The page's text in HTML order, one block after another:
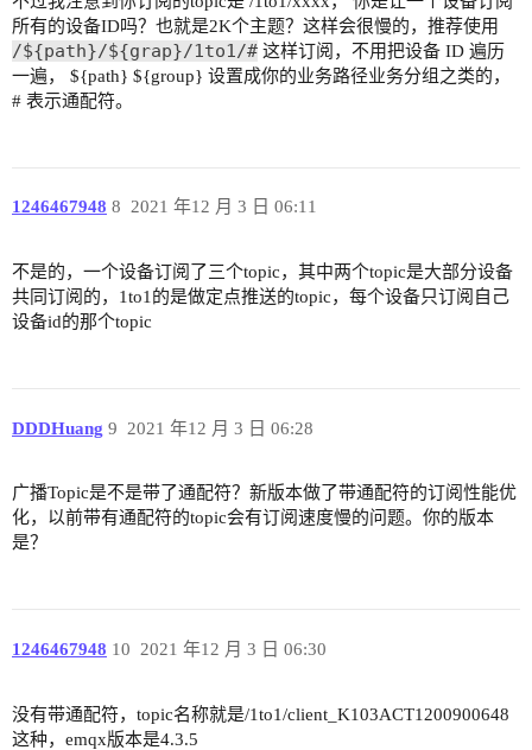
所有的设备ID吗？也就是2K个主题？这样会很慢的，推荐使用
/${path}/${grap}/1to1/# 这样订阅，不用把设备 ID 遍历
一遍， ${path} ${group} 设置成你的业务路径业务分组之类的，
# 表示通配符。
1246467948 2021 年12 月 3 日 06:11
8
不是的，一个设备订阅了三个topic，其中两个topic是大部分设备
共同订阅的，1to1的是做定点推送的topic，每个设备只订阅自己
设备id的那个topic
DDDHuang 2021 年12 月 3 日 06:28
9
广播Topic是不是带了通配符？新版本做了带通配符的订阅性能优
化，以前带有通配符的topic会有订阅速度慢的问题。你的版本
是？
1246467948 2021 年12 月 3 日 06:30
10
没有带通配符，topic名称就是/1to1/client_K103ACT1200900648
这种，emqx版本是4.3.5